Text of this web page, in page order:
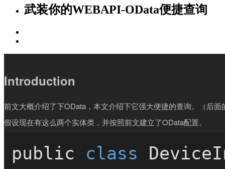
武装你的WEBAPI-OData便捷查询
Introduction
前文大概介绍了下OData，本文介绍下它强大便捷的查询。（后
假设现在有这么两个实体类，并按照前文建立了OData配置。
public class